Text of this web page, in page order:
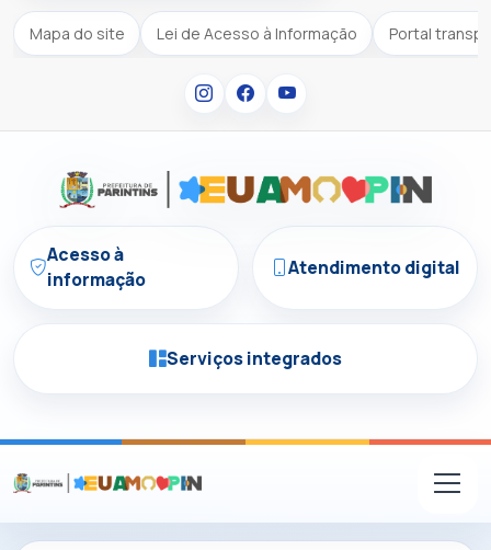
Mapa do site Lei de Acesso à Informação Portal
Acesso à
informação
Atendimento digital
Serviços integrados